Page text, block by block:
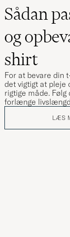
Sådan
og
shirt
For at bevare din
det vigtigt at pleje
rigtige måde.
forlænge
LÆS